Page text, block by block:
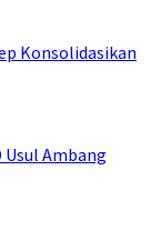
Konsolidasikan
Usul Ambang